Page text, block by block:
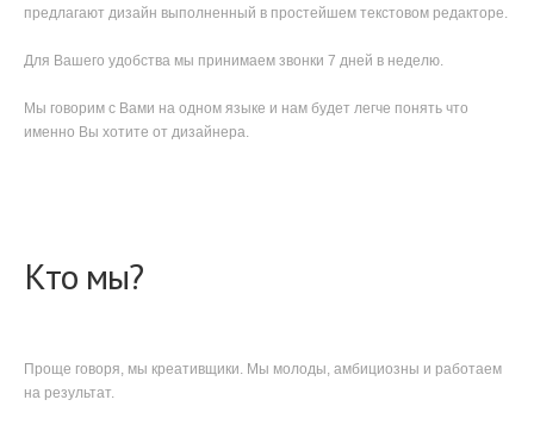
предлагают дизайн выполненный в простейшем текстовом редакторе.
Для Вашего удобства мы принимаем звонки 7 дней в неделю.
Мы говорим с Вами на одном языке и нам будет легче понять что
именно Вы хотите от дизайнера.
Кто мы?
Проще говоря, мы креативщики. Мы молоды, амбициозны и работаем
на результат.